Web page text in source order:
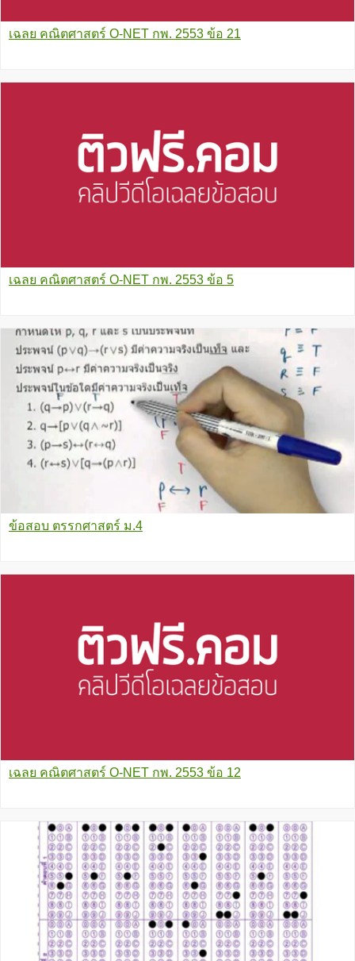
เฉลย คณิตศาสตร์ O-NET กพ. 2553 ข้อ 21
เฉลย คณิตศาสตร์ O-NET กพ. 2553 ข้อ 5
ข้อสอบ ตรรกศาสตร์ ม.4
เฉลย คณิตศาสตร์ O-NET กพ. 2553 ข้อ 12